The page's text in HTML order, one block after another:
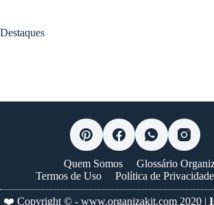
Destaques
Quem Somos
Glossário
Termos de Uso
Política de Privacidade
❤️ Copyright © - www.organizakit.com 2020 |